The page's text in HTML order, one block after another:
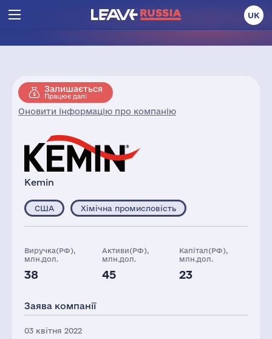
UK
Залишається
Працює далі
Оновити інформацію про компанію
Kemin
США Хімічна промисловість
Виручка(РФ),
млн.дол.
38
Активи(РФ),
млн.дол.
45
Капітал(РФ),
млн.дол.
23
37
Заява компанії
03 квітня 2022